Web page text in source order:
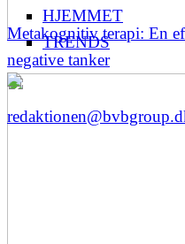
Metakognitiv terapi: En
negative tanker
HJEMMET
TRENDS